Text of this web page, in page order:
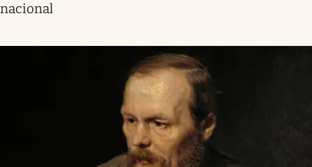
nacional